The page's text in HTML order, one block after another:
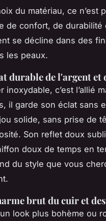
du matériau, ce n’est
de confort, de
se décline dans des
les peaux.
durable de l'argent et
inoxydable, c’est l’allié
il garde son éclat sans
solide, sans prise de
Son reflet doux
doux de temps en
du style que vous
brut du cuir et
look plus bohème ou